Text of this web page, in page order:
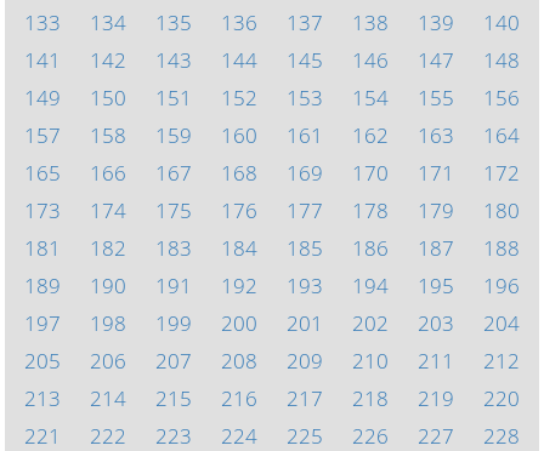
133
134 135 136 137 138 139
140
141
142 143 144 145 146 147
148
149
150 151 152 153 154 155
156
157
158 159 160 161 162 163
164
165
166 167 168 169 170 171
172
173
174 175 176 177 178 179
180
181
182 183 184 185 186 187
188
189
190 191 192 193 194 195
196
197
198 199 200 201 202 203
204
205
206 207 208 209 210 211
212
213
214 215 216 217 218 219
220
221
222 223 224 225 226 227
228